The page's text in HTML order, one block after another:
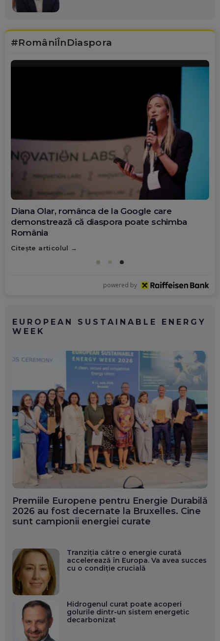
#RomâniÎnDiaspora
Diana Olar, românca de la Google care
demonstrează că diaspora poate schimba
România
Citește articolul
powered by
EUROPEAN SUSTAINABLE ENERGY
WEEK
Premiile Europene pentru Energie Durabilă
2026 au fost decernate la Bruxelles. Cine
sunt campionii energiei curate
Tranziția către o energie curată
accelerează în Europa. Va avea succes
cu o condiție crucială
Hidrogenul curat poate acoperi
golurile dintr-un sistem energetic
decarbonizat